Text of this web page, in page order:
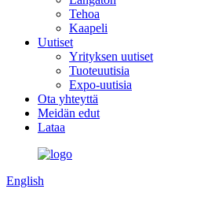
Tehoa
Kaapeli
Uutiset
Yrityksen uutiset
Tuoteuutisia
Expo-uutisia
Ota yhteyttä
Meidän edut
Lataa
English